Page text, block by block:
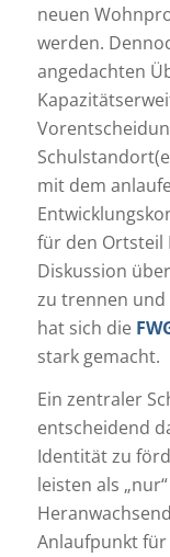
neuen
werden.
angedachten
mit dem
für den Ortsteil
Diskussion
zu trennen und
hat sich die
stark gemacht.
Ein zentraler
entscheidend
Identität zu
leisten als
Anlaufpunkt